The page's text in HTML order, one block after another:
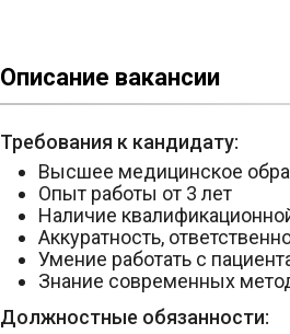
Описание вакансии
Требования к кандидату:
Высшее медицинское
Опыт работы от 3 лет
Наличие
Аккуратность,
Умение работать с
Знание современных
Должностные обязанности: